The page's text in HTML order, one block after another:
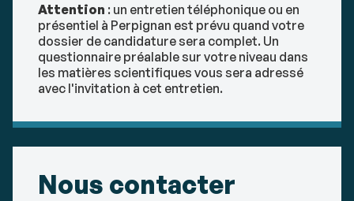
Attention : un entretien téléphonique ou en
présentiel à Perpignan est prévu quand votre
dossier de candidature sera complet. Un
questionnaire préalable sur votre niveau dans
les matières scientifiques vous sera adressé
avec l'invitation à cet entretien.
Nous contacter